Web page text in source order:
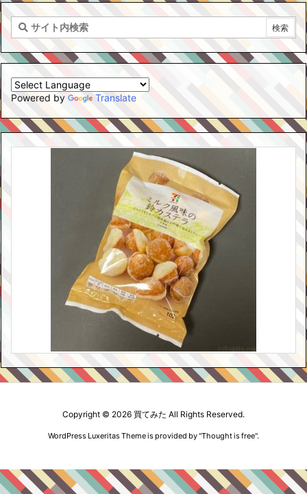
Powered by Translate
Copyright © 2026 買てみた All Rights Reserved.
WordPress Luxeritas Theme is provided by "Thought is free".